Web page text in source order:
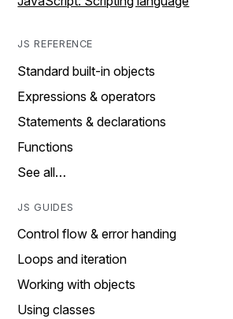
JS REFERENCE
Standard built-in objects
Expressions & operators
Statements & declarations
Functions
See all…
JS GUIDES
Control flow & error handing
Loops and iteration
Working with objects
Using classes